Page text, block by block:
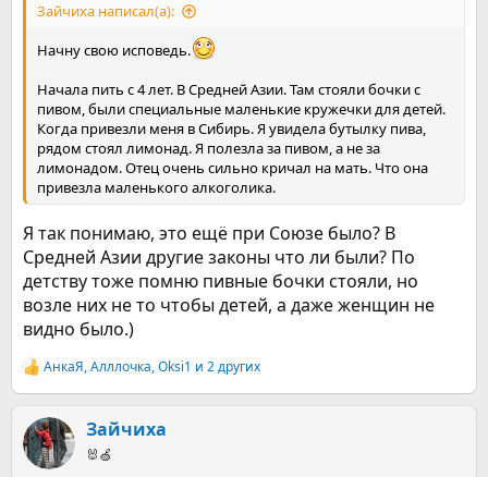
Зайчиха написал(а):
Начну свою исповедь.
Начала пить с 4 лет. В Средней Азии. Там стояли бочки с
пивом, были специальные маленькие кружечки для детей.
Когда привезли меня в Сибирь. Я увидела бутылку пива,
рядом стоял лимонад. Я полезла за пивом, а не за
лимонадом. Отец очень сильно кричал на мать. Что она
привезла маленького алкоголика.
Я так понимаю, это ещё при Союзе было? В
Средней Азии другие законы что ли были? По
детству тоже помню пивные бочки стояли, но
возле них не то чтобы детей, а даже женщин не
видно было.)
Р
е
к
ц
и
АнкаЯ,Алллочка,Оksi1 и 2 других
Зайчиха
🐰🍏